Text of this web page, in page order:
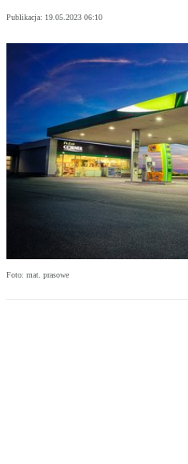
Publikacja: 19.05.2023 06:10
Foto: mat. prasowe